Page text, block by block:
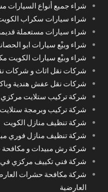
شراء جميع أنواع السيارات
شراء سيارات سكراب
شراء سيارات مستعملة
شراء وبيْع سيارات ابو
شراء وبيْع سيارات الكويت
شركات نقل اثاث و شركات
شركات نقل عفش هندية
شركة تركيب ستلايت مركزي
شركة تركيب وبرمجة
شركة تنظيف منازل الكويت
شركة تنظيف منازل فوري
شركة رش مبيدات و مكافحة
شركة فني تكييف مركزي في
شركة مكافحة حشرات
العارضية